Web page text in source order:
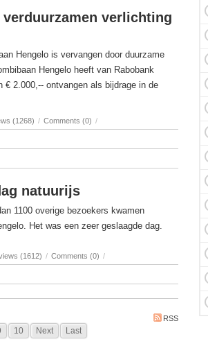
verlichting
Hengelo is vervangen door duurzame
Hengelo heeft van Rabobank
€ 2.000,-- ontvangen als bijdrage in de
(1268) / Comments (0) /
natuurijs
1100 overige bezoekers kwamen
Het was een zeer geslaagde dag.
(1612) / Comments (0) /
RSS
10 Next Last